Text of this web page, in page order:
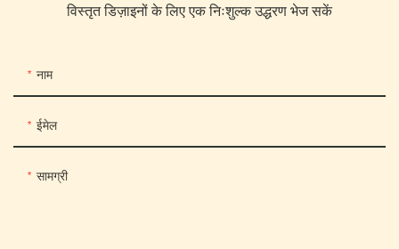
विस्तृत डिज़ाइनों के लिए एक निःशुल्क उद्धरण भेज सकें
नाम
ईमेल
सामग्री